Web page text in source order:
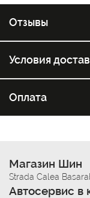
Отзывы
Условия
Оплата
Магазин Шин
Strada Calea
Автосервис в